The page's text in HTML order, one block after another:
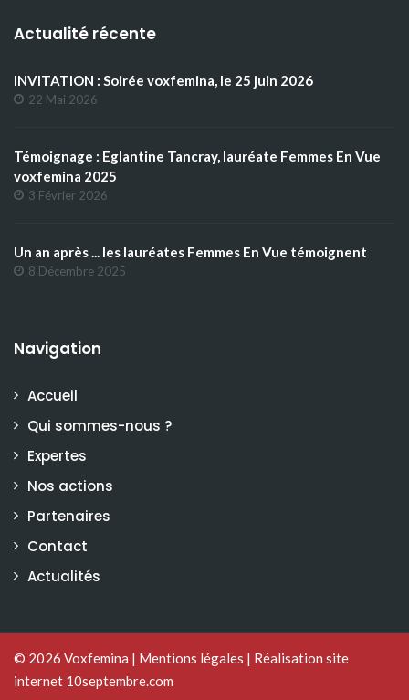
Actualité récente
INVITATION : Soirée voxfemina, le 25 juin 2026
22 Mai 2026
Témoignage : Eglantine Tancray, lauréate Femmes En Vue
voxfemina 2025
3 Février 2026
Un an après ... les lauréates Femmes En Vue témoignent
8 Décembre 2025
Navigation
Accueil
Qui sommes-nous ?
Expertes
Nos actions
Partenaires
Contact
Actualités
© 2026 Voxfemina | Mentions légales | Réalisation site
internet 10septembre.com